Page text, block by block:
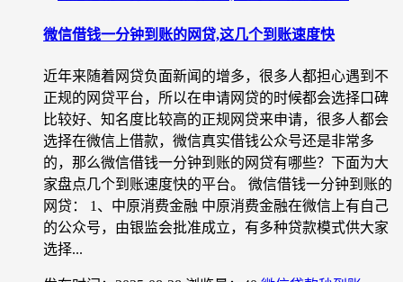
微信借钱一分钟到账的网贷,这几个到账速度快
近年来随着网贷负面新闻的增多，很多人都担心遇到不
正规的网贷平台，所以在申请网贷的时候都会选择口碑
比较好、知名度比较高的正规网贷来申请，很多人都会
选择在微信上借款，微信真实借钱公众号还是非常多
的，那么微信借钱一分钟到账的网贷有哪些？下面为大
家盘点几个到账速度快的平台。 微信借钱一分钟到账的
网贷： 1、中原消费金融 中原消费金融在微信上有自己
的公众号，由银监会批准成立，有多种贷款模式供大家
选择...